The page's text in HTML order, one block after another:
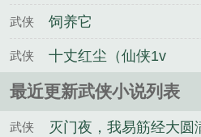
武侠 饲养它
武侠 十丈红尘（仙侠1v
最近更新武侠小说列表
武侠 灭门夜，我易筋经大圆